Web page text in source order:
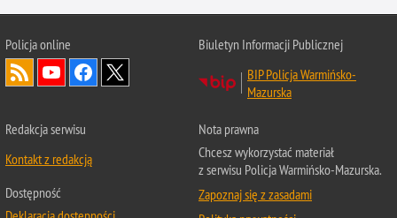
Policja online
Biuletyn Informacji Publicznej
BIP Policja Warmińsko-
Mazurska
Redakcja serwisu
Kontakt z redakcją
Dostępność
Nota prawna
Chcesz wykorzystać materiał
z serwisu Policja Warmińsko-Mazurska.
Zapoznaj się z zasadami